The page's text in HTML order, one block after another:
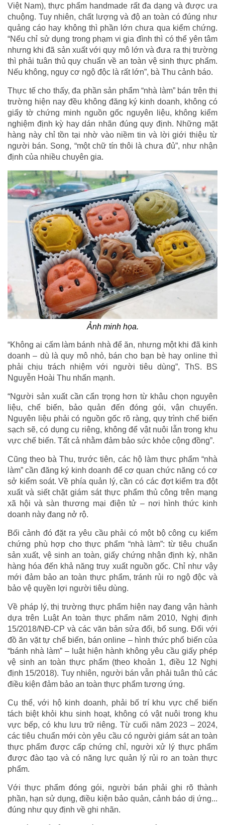
Việt Nam), thực phẩm handmade rất đa dạng và được ưa
chuộng. Tuy nhiên, chất lượng và độ an toàn có đúng như
quảng cáo hay không thì phần lớn chưa qua kiểm chứng.
“Nếu chỉ sử dụng trong phạm vi gia đình thì có thể yên tâm
nhưng khi đã sản xuất với quy mô lớn và đưa ra thị trường
thì phải tuân thủ quy chuẩn về an toàn vệ sinh thực phẩm.
Nếu không, nguy cơ ngộ độc là rất lớn”, bà Thu cảnh báo.
Thực tế cho thấy, đa phần sản phẩm “nhà làm” bán trên thị
trường hiện nay đều không đăng ký kinh doanh, không có
giấy tờ chứng minh nguồn gốc nguyên liệu, không kiểm
nghiệm định kỳ hay dán nhãn đúng quy định. Những mặt
hàng này chỉ tồn tại nhờ vào niềm tin và lời giới thiệu từ
người bán. Song, “một chữ tín thôi là chưa đủ”, như nhận
định của nhiều chuyên gia.
Ảnh minh họa.
“Không ai cấm làm bánh nhà để ăn, nhưng một khi đã kinh
doanh – dù là quy mô nhỏ, bán cho bạn bè hay online thì
phải chịu trách nhiệm với người tiêu dùng”, ThS. BS
Nguyễn Hoài Thu nhấn mạnh.
“Người sản xuất cần cẩn trọng hơn từ khâu chọn nguyên
liệu, chế biến, bảo quản đến đóng gói, vận chuyển.
Nguyên liệu phải có nguồn gốc rõ ràng, quy trình chế biến
sạch sẽ, có dụng cụ riêng, không để vật nuôi lẫn trong khu
vực chế biến. Tất cả nhằm đảm bảo sức khỏe cộng đồng”.
Cũng theo bà Thu, trước tiên, các hộ làm thực phẩm “nhà
làm” cần đăng ký kinh doanh để cơ quan chức năng có cơ
sở kiểm soát. Về phía quản lý, cần có các đợt kiểm tra đột
xuất và siết chặt giám sát thực phẩm thủ công trên mạng
xã hội và sàn thương mại điện tử – nơi hình thức kinh
doanh này đang nở rộ.
Bối cảnh đó đặt ra yêu cầu phải có một bộ công cụ kiểm
chứng phù hợp cho thực phẩm “nhà làm”: từ tiêu chuẩn
sản xuất, vệ sinh an toàn, giấy chứng nhận định kỳ, nhãn
hàng hóa đến khả năng truy xuất nguồn gốc. Chỉ như vậy
mới đảm bảo an toàn thực phẩm, tránh rủi ro ngộ độc và
bảo vệ quyền lợi người tiêu dùng.
Về pháp lý, thị trường thực phẩm hiện nay đang vận hành
dựa trên Luật An toàn thực phẩm năm 2010, Nghị định
15/2018/NĐ-CP và các văn bản sửa đổi, bổ sung. Đối với
đồ ăn vặt tự chế biến, bán online – hình thức phổ biến của
“bánh nhà làm” – luật hiện hành không yêu cầu giấy phép
vệ sinh an toàn thực phẩm (theo khoản 1, điều 12 Nghị
định 15/2018). Tuy nhiên, người bán vẫn phải tuân thủ các
điều kiện đảm bảo an toàn thực phẩm tương ứng.
Cụ thể, với hộ kinh doanh, phải bố trí khu vực chế biến
tách biệt khỏi khu sinh hoạt, không có vật nuôi trong khu
vực bếp, có khu lưu trữ riêng. Từ cuối năm 2023 – 2024,
các tiêu chuẩn mới còn yêu cầu có người giám sát an toàn
thực phẩm được cấp chứng chỉ, người xử lý thực phẩm
được đào tạo và có năng lực quản lý rủi ro an toàn thực
phẩm.
Với thực phẩm đóng gói, người bán phải ghi rõ thành
phần, hạn sử dụng, điều kiện bảo quản, cảnh báo dị ứng...
đúng như quy định về ghi nhãn.